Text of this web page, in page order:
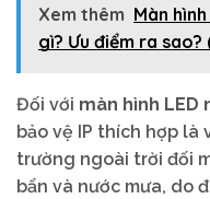
Xem thêm Màn
gì? Ưu điểm ra sao?
Đối với màn hình LED
bảo vệ IP thích hợp là
trường ngoài trời đối
bẩn và nước mưa, do